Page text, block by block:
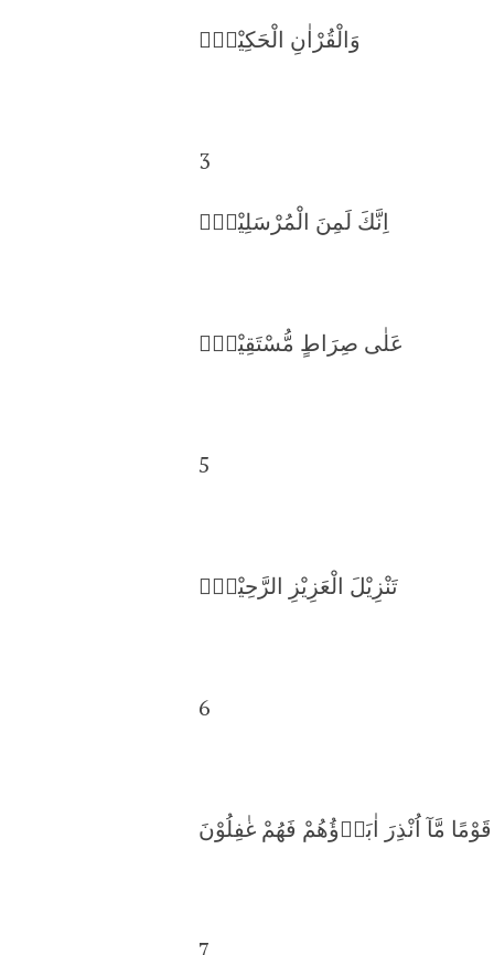
وَالْقُرْاٰنِ الْحَكِيْمِۙ
3
اِنَّكَ لَمِنَ الْمُرْسَلِيْنَۙ
عَلٰى صِرَاطٍ مُّسْتَقِيْمٍۗ
5
تَنْزِيْلَ الْعَزِيْزِ الرَّحِيْمِۙ
6
قَوْمًا مَّآ اُنْذِرَ اٰبَاۤؤُهُمْ فَهُمْ غٰفِلُوْنَ